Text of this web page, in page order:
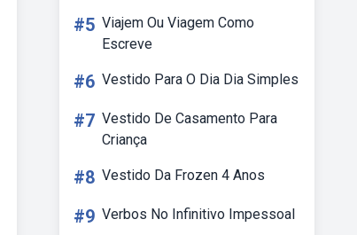
#5 Viajem Ou Viagem Como
Escreve
#6 Vestido Para O Dia Dia Simples
#7 Vestido De Casamento Para
Criança
#8 Vestido Da Frozen 4 Anos
#9 Verbos No Infinitivo Impessoal